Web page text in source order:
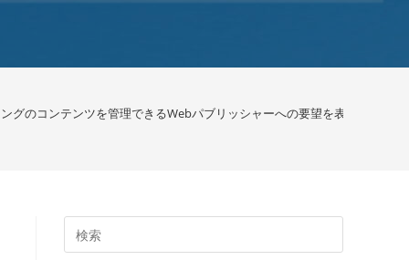
グのコンテンツを管理できるWebパブリッシャーへの要望を表明してい